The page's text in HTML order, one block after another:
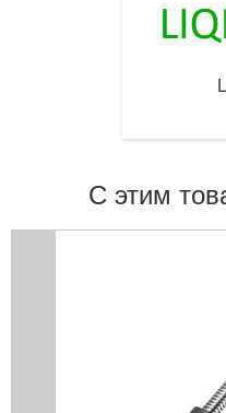
С этим